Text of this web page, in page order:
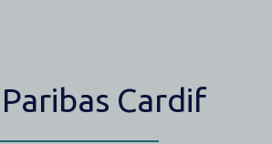
Cardif